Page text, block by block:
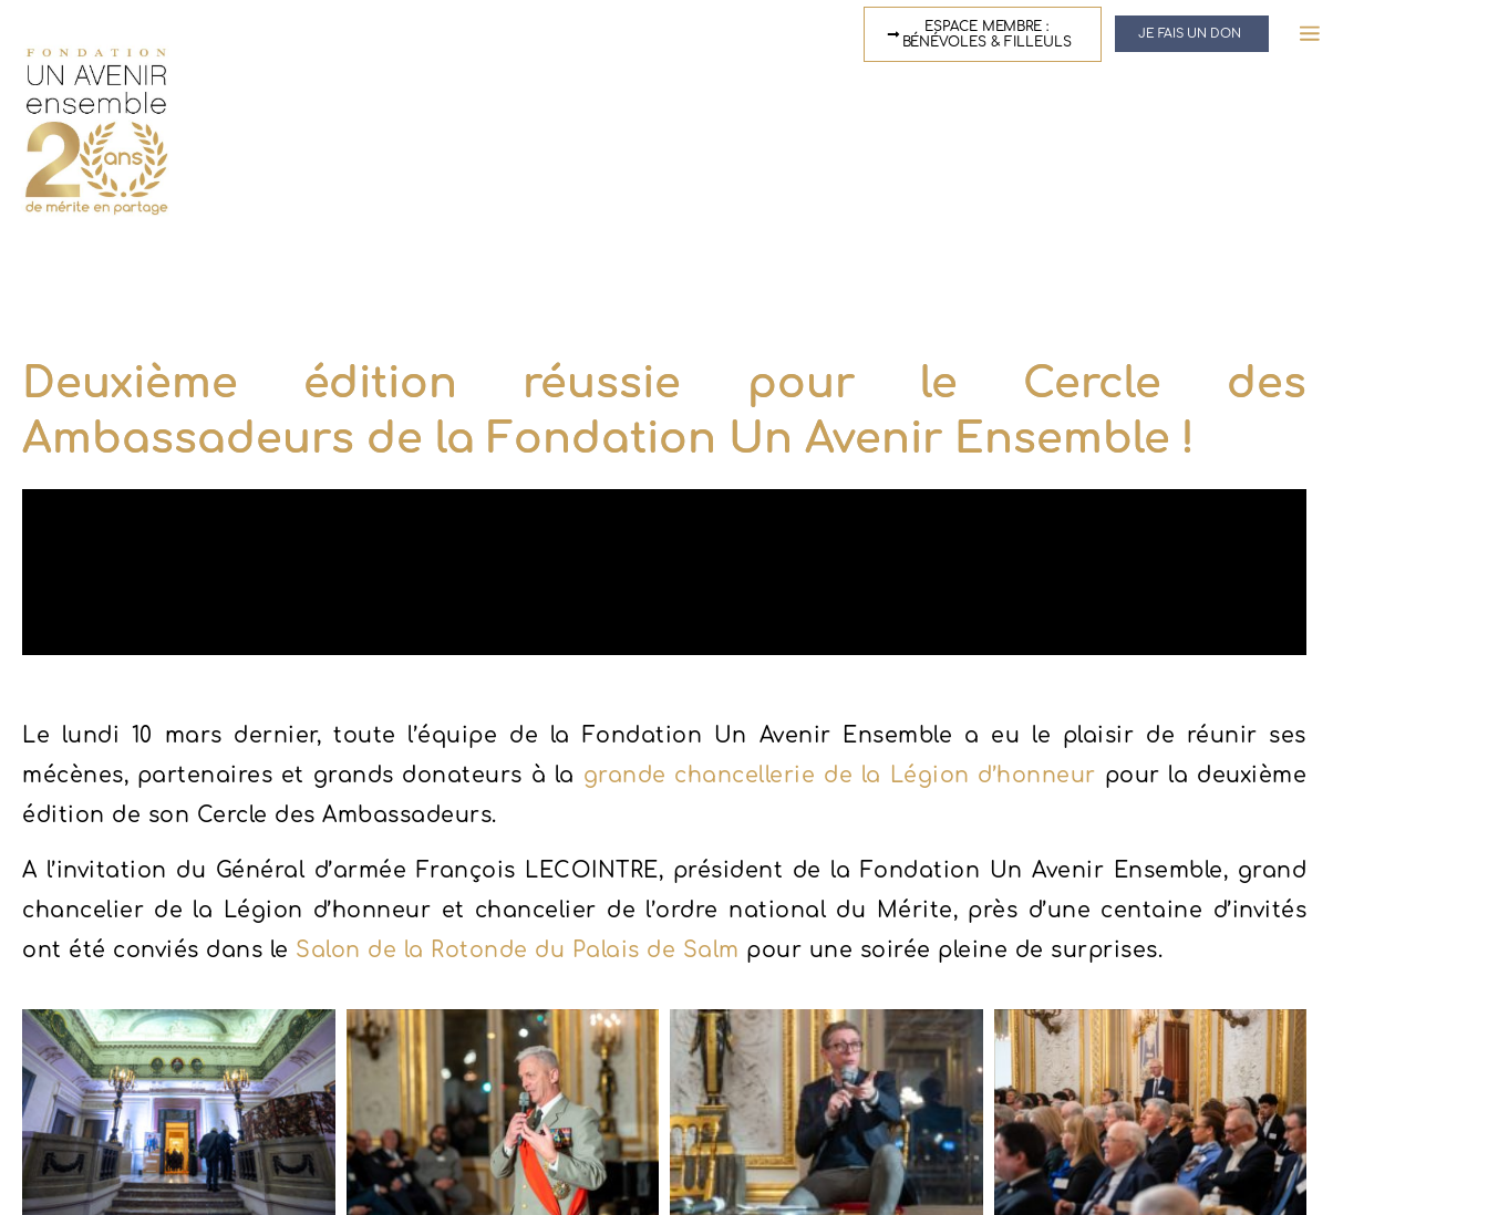
ESPACE MEMBRE :
BÉNÉVOLES & FILLEULS
JE FAIS UN DON
Deuxième édition réussie pour le Cercle des
Ambassadeurs de la Fondation Un Avenir Ensemble !
Le lundi 10 mars dernier, toute l’équipe de la Fondation Un Avenir Ensemble a eu le plaisir de réunir ses
mécènes, partenaires et grands donateurs à la grande chancellerie de la Légion d’honneur pour la deuxième
édition de son Cercle des Ambassadeurs.
A l’invitation du Général d’armée François LECOINTRE, président de la Fondation Un Avenir Ensemble, grand
chancelier de la Légion d’honneur et chancelier de l’ordre national du Mérite, près d’une centaine d’invités
ont été conviés dans le Salon de la Rotonde du Palais de Salm pour une soirée pleine de surprises.